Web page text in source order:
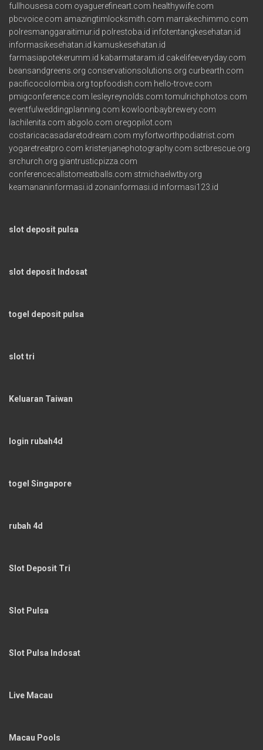
fullhousesa.com oyaguerefineart.com healthywife.com
pbcvoice.com amazingtimlocksmith.com marrakechimmo.com
polresmanggaraitimur.id polrestoba.id infotentangkesehatan.id
informasikesehatan.id kamuskesehatan.id
farmasiapotekerumm.id kabarmataram.id cakelifeeveryday.com
beansandgreens.org conservationsolutions.org curbearth.com
pacificocolombia.org topfoodish.com hello-trove.com
pmigconference.com lesleyreynolds.com tomulrichphotos.com
eventfulweddingplanning.com kowloonbaybrewery.com
lachilenita.com abgolo.com oregopilot.com
costaricacasadaretodream.com myfortworthpodiatrist.com
yogaretreatpro.com kristenjanephotography.com sctbrescue.org
srchurch.org giantrusticpizza.com
conferencecallstomeatballs.com stmichaelwtby.org
keamananinformasi.id zonainformasi.id informasi123.id
slot deposit pulsa
slot deposit Indosat
togel deposit pulsa
slot tri
Keluaran Taiwan
login rubah4d
togel Singapore
rubah 4d
Slot Deposit Tri
Slot Pulsa
Slot Pulsa Indosat
Live Macau
Macau Pools